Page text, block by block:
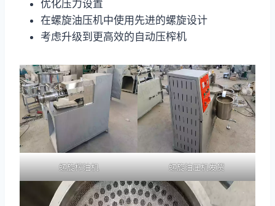
优化压力设置
在螺旋油压机中使用先进的螺旋设计
考虑升级到更高效的自动压榨机
螺旋榨油机 螺旋油压机发货